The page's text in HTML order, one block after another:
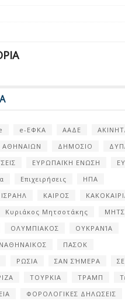
e-ΕΦΚΑ ΑΑΔΕ
ΔΗΜΟΣΙΟ
ΕΥΡΩΠΑΪΚΗ ΕΝΩΣΗ
Επιχειρήσεις
ΗΠΑ
ΙΣΡΑΗΛ ΚΑΙΡΟΣ
Κυριάκος Μητσοτάκης
ΟΛΥΜΠΙΑΚΟΣ
ΟΥΚΡΑΝΊΑ
ΠΑΣΟΚ
ΡΩΣΙΑ ΣΑΝ ΣΉΜΕΡΑ
ΤΟΥΡΚΙΑ ΤΡΑΜΠ
ΦΟΡΟΛΟΓΙΚΕΣ ΔΗΛΩΣΕΙΣ